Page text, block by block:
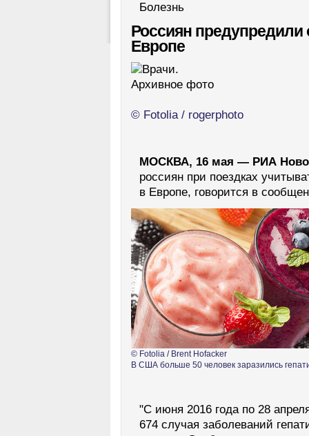
Болезнь
Россиян предупредили
Европе
© Fotolia / rogerphoto
МОСКВА, 16 мая — РИА
россиян при поездках
в Европе, говорится в
© Fotolia / Brent Hofacker
В США больше 50 человек заразились
"С июня 2016 года по 28
674 случая заболеваний